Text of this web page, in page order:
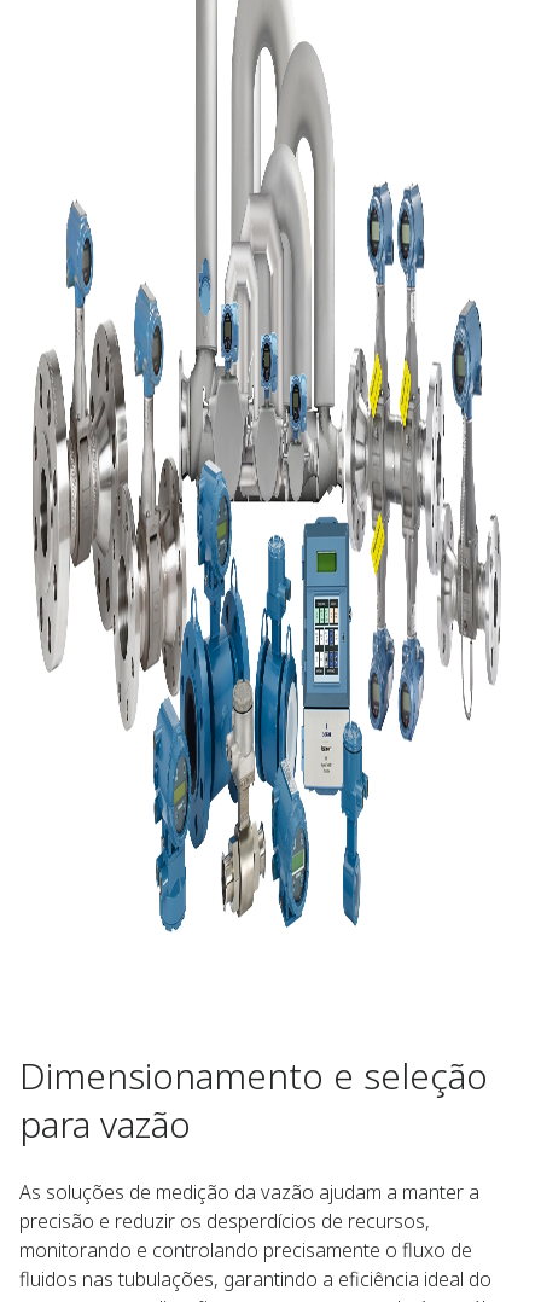
Dimensionamento e seleção
para vazão​ ​
As soluções de medição da vazão ajudam a manter a
precisão e reduzir os desperdícios de recursos,
monitorando e controlando precisamente o fluxo de
fluidos nas tubulações, garantindo a eficiência ideal do